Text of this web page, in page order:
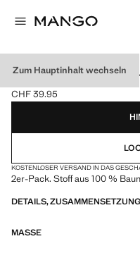
Zum Hauptinhalt wechseln
2ER-PACK
Aktueller Preis [CHF 39.95 ]
CHF 39.95
Wählen Sie eine Farbe
KOSTENLOSER VERSAND IN DAS
2er-Pack. Stoff aus 100 %
DETAILS,
MASSE